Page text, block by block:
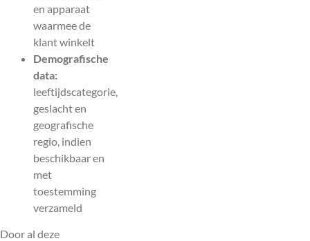
en apparaat
waarmee de
klant winkelt
Demografische
data:
leeftijdscategorie,
geslacht en
geografische
regio, indien
beschikbaar en
met
toestemming
verzameld
Door al deze